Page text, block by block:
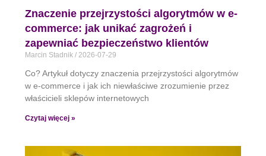
Znaczenie przejrzystości algorytmów w e-
commerce: jak unikać zagrożeń i
zapewniać bezpieczeństwo klientów
Marcin Stadnik 2026-07-29
Co? Artykuł dotyczy znaczenia przejrzystości algorytmów
w e-commerce i jak ich niewłaściwe zrozumienie przez
właścicieli sklepów internetowych
Czytaj więcej »